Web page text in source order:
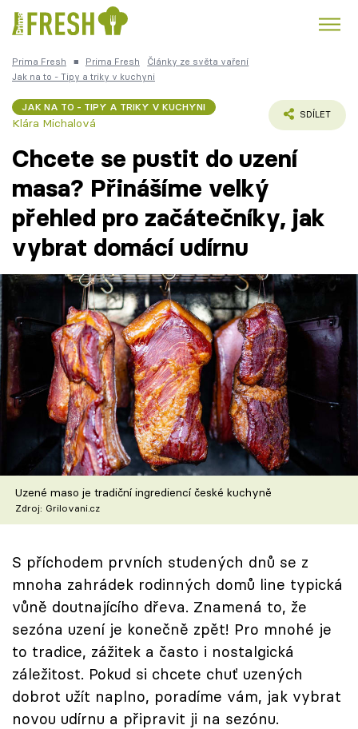
Témata
Recepty
Články
TV Program
Škola vaření
Recepty z TV
Speciál: Cuketa
Těhotnej kuchař
Sledujte prima+
Přihlášení
Sledujte nás
Prima Fresh ■ Prima Fresh
Články ze světa vaření
Jak na to - Tipy a triky v kuchyni
JAK NA TO - TIPY A TRIKY V KUCHYNI
Klára Michalová
SDÍLET
Chcete se pustit do uzení
masa? Přinášíme velký
přehled pro začátečníky, jak
vybrat domácí udírnu
Uzené maso je tradiční ingrediencí české kuchyně
Zdroj: Grilovani.cz
S příchodem prvních studených dnů se z
mnoha zahrádek rodinných domů line typická
vůně doutnajícího dřeva. Znamená to, že
sezóna uzení je konečně zpět! Pro mnohé je
to tradice, zážitek a často i nostalgická
záležitost. Pokud si chcete chuť uzených
dobrot užít naplno, poradíme vám, jak vybrat
novou udírnu a připravit ji na sezónu.